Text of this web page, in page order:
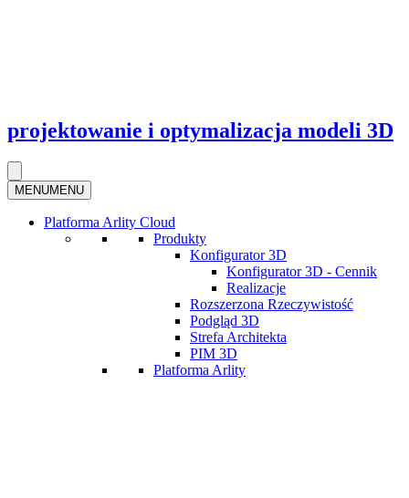
projektowanie i optymalizacja modeli 3D
MENUMENU
Platforma Arlity Cloud
Produkty
Konfigurator 3D
Konfigurator 3D - Cennik
Realizacje
Rozszerzona Rzeczywistość
Podgląd 3D
Strefa Architekta
PIM 3D
Platforma Arlity